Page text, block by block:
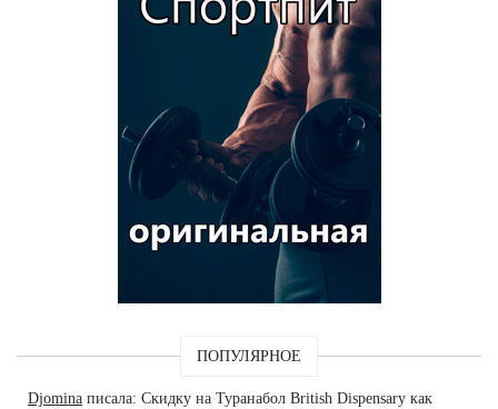
ПОПУЛЯРНОЕ
Djomina писала: Скидку на Туранабол British Dispensary как